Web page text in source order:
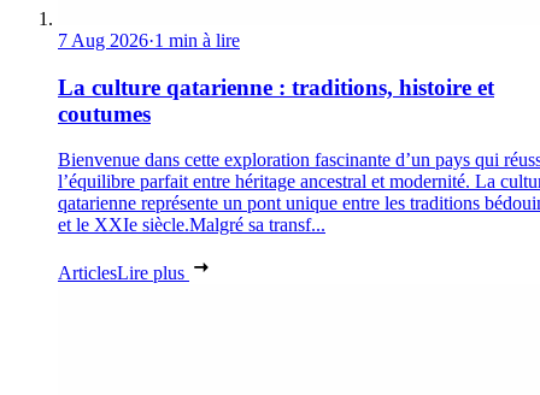
7 Aug 2026·1 min à lire
La culture qatarienne : traditions, histoire et
coutumes
Bienvenue dans cette exploration fascinante d’un pays qui
l’équilibre parfait entre héritage ancestral et modernité. La
qatarienne représente un pont unique entre les traditions
et le XXIe siècle.Malgré sa transf...
ArticlesLire plus